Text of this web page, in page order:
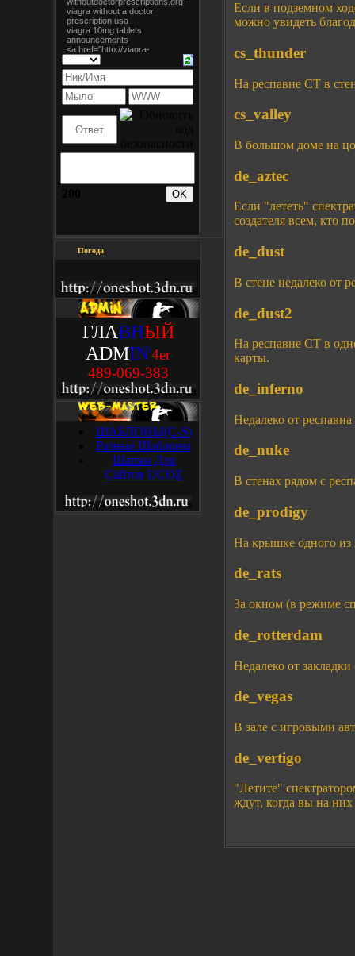
Погода
ГЛАВНЫЙ
ADMIN'4er
489-069-383
ШАБЛОНЫ(C-S)
Разные Шаблоны
Шапки Для
Сайтов UCOZ
Если в подземном
можно увидеть
cs_thunder
На респавне CT в
cs_valley
В большом доме на
de_aztec
Если "лететь"
создателя всем, кто
de_dust
В стене недалеко от
de_dust2
На респавне CT в
карты.
de_inferno
Недалеко от
de_nuke
В стенах рядом с
de_prodigy
На крышке одного из
de_rats
За окном (в режиме
de_rotterdam
Недалеко от
de_vegas
В зале с игровыми
de_vertigo
"Летите"
ждут, когда вы на